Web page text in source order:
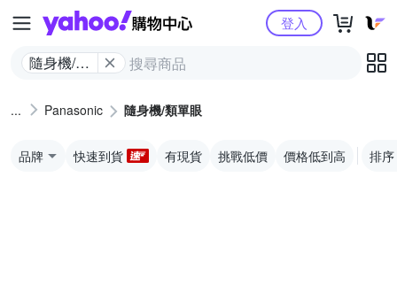
Yahoo購物中心
隨身機/類
登入
Panasonic 隨身機/類單眼
品牌 快速到貨 有現貨 挑戰低價 價格低到高 排序